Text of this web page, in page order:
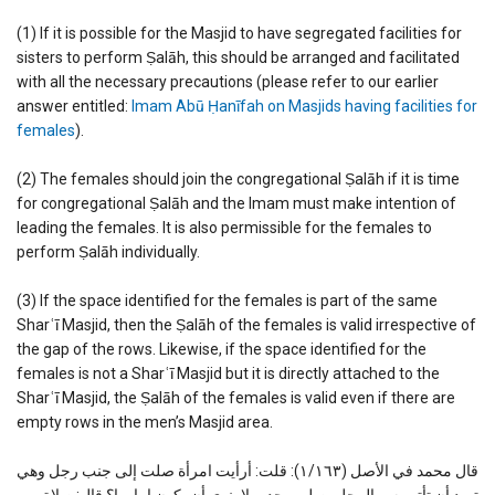
(1) If it is possible for the Masjid to have segregated facilities for
sisters to perform Ṣalāh, this should be arranged and facilitated
with all the necessary precautions (please refer to our earlier
answer entitled: Imam Abū Ḥanīfah on Masjids having facilities for
females).
(2) The females should join the congregational Ṣalāh if it is time
for congregational Ṣalāh and the Imam must make intention of
leading the females. It is also permissible for the females to
perform Ṣalāh individually.
(3) If the space identified for the females is part of the same
Sharʿī Masjid, then the Ṣalāh of the females is valid irrespective of
the gap of the rows. Likewise, if the space identified for the
females is not a Sharʿī Masjid but it is directly attached to the
Sharʿī Masjid, the Ṣalāh of the females is valid even if there are
empty rows in the men’s Masjid area.
قال محمد في الأصل (١/١٦٣): قلت: أرأيت امرأة صلت إلى جنب رجل وهي